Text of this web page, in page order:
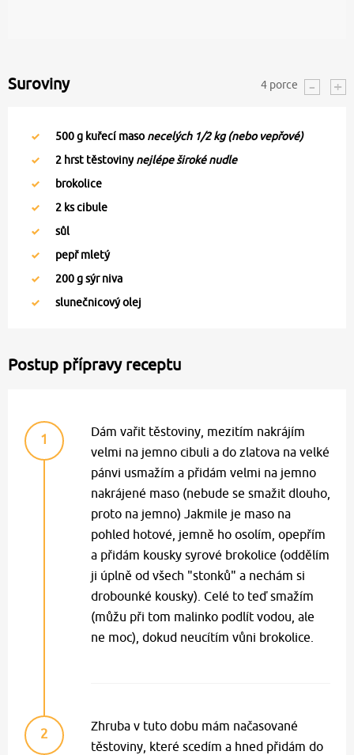
Suroviny 4 porce
500g kuřecí maso necelých 1/2 kg (nebo vepřové)
2 hrst těstovinynejlépe široké nudle
brokolice
2 ks cibule
sůl
pepř mletý
200g sýr niva
slunečnicový olej
Postup přípravy receptu
1
Dám vařit těstoviny, mezitím nakrájím
velmi na jemno cibuli a do zlatova na velké
pánvi usmažím a přidám velmi na jemno
nakrájené maso (nebude se smažit dlouho,
proto na jemno) Jakmile je maso na
pohled hotové, jemně ho osolím, opepřím
a přidám kousky syrové brokolice (oddělím
ji úplně od všech "stonků" a nechám si
drobounké kousky). Celé to teď smažím
(můžu při tom malinko podlít vodou, ale
ne moc), dokud neucítím vůni brokolice.
2
Zhruba v tuto dobu mám načasované
těstoviny, které scedím a hned přidám do